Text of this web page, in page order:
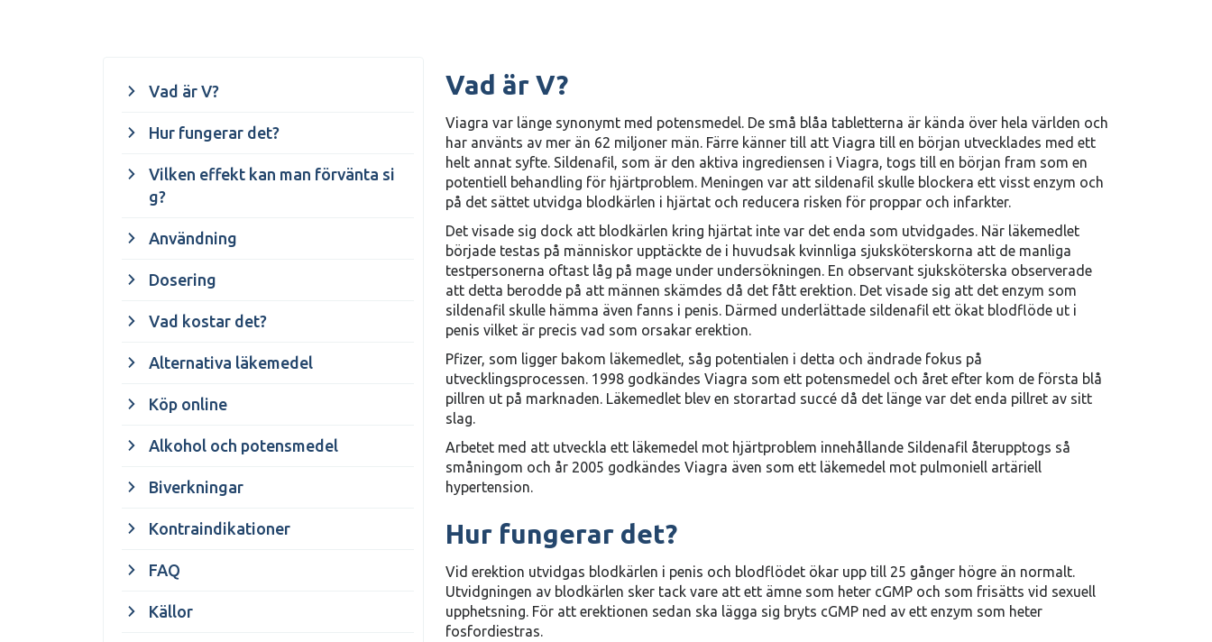
Vad är V?
Hur fungerar det?
Vilken effekt kan man förvänta si
g?
Användning
Dosering
Vad kostar det?
Alternativa läkemedel
Köp online
Alkohol och potensmedel
Biverkningar
Kontraindikationer
FAQ
Källor
Vad är V?
Viagra var länge synonymt med potensmedel. De små blåa tabletterna är kända över hela världen och
har använts av mer än 62 miljoner män. Färre känner till att Viagra till en början utvecklades med ett
helt annat syfte. Sildenafil, som är den aktiva ingrediensen i Viagra, togs till en början fram som en
potentiell behandling för hjärtproblem. Meningen var att sildenafil skulle blockera ett visst enzym och
på det sättet utvidga blodkärlen i hjärtat och reducera risken för proppar och infarkter.
Det visade sig dock att blodkärlen kring hjärtat inte var det enda som utvidgades. När läkemedlet
började testas på människor upptäckte de i huvudsak kvinnliga sjuksköterskorna att de manliga
testpersonerna oftast låg på mage under undersökningen. En observant sjuksköterska observerade
att detta berodde på att männen skämdes då det fått erektion. Det visade sig att det enzym som
sildenafil skulle hämma även fanns i penis. Därmed underlättade sildenafil ett ökat blodflöde ut i
penis vilket är precis vad som orsakar erektion.
Pfizer, som ligger bakom läkemedlet, såg potentialen i detta och ändrade fokus på
utvecklingsprocessen. 1998 godkändes Viagra som ett potensmedel och året efter kom de första blå
pillren ut på marknaden. Läkemedlet blev en storartad succé då det länge var det enda pillret av sitt
slag.
Arbetet med att utveckla ett läkemedel mot hjärtproblem innehållande Sildenafil återupptogs så
småningom och år 2005 godkändes Viagra även som ett läkemedel mot pulmoniell artäriell
hypertension.
Hur fungerar det?
Vid erektion utvidgas blodkärlen i penis och blodflödet ökar upp till 25 gånger högre än normalt.
Utvidgningen av blodkärlen sker tack vare att ett ämne som heter cGMP och som frisätts vid sexuell
upphetsning. För att erektionen sedan ska lägga sig bryts cGMP ned av ett enzym som heter
fosfordiestras.